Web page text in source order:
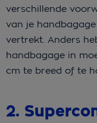
verschillende
van je
vertrekt. Anders
handbagage in
cm te breed of te
2.